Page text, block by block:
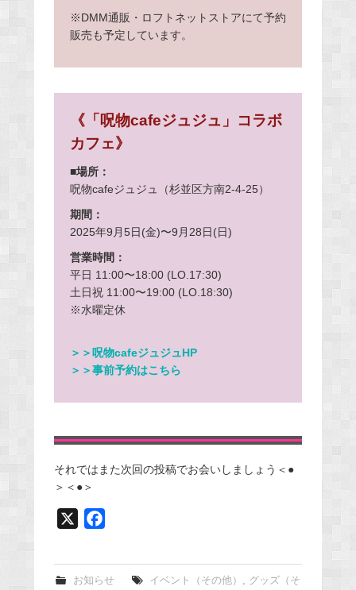
※DMM通販・ロフトネットストアにて予約
販売も予定しています。
《「呪物cafeジュジュ」コラボ
カフェ》
■場所：
呪物cafeジュジュ（杉並区方南2-4-25）
期間：
2025年9月5日(金)〜9月28日(日)
営業時間：
平日 11:00〜18:00 (LO.17:30)
土日祝 11:00〜19:00 (LO.18:30)
​※水曜定休
＞＞呪物cafeジュジュHP
＞＞事前予約はこちら
それではまた次回の投稿でお会いしましょう＜●
＞＜●＞
e
お知らせ イベント（その他） , グッズ（そ